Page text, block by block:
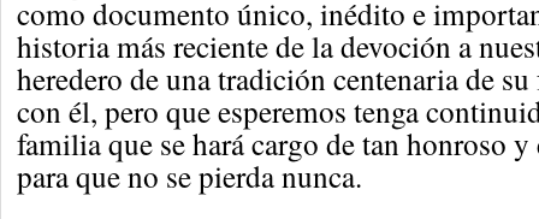
como documento único, inédito e
historia más reciente de la devoción a
heredero de una tradición centenaria de
con él, pero que esperemos tenga
familia que se hará cargo de tan honroso
para que no se pierda nunca.